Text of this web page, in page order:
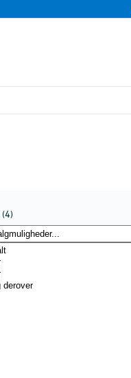
(4)